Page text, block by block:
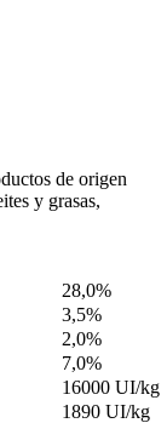
de origen
y grasas,
28,0%
3,5%
2,0%
7,0%
16000 UI/kg
1890 UI/kg